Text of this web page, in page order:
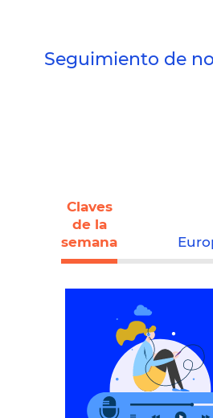
Seguimiento de
Claves
de la
semana